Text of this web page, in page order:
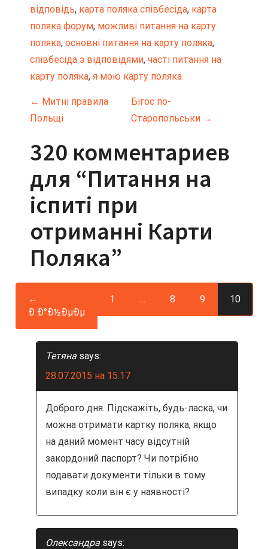
відповідь, карта поляка співбесіда, карта
поляка форум, можливі питання на карту
поляка, основні питання на карту поляка
співбесіда з відповідями, часті питання на
карту поляка, я мою карту поляка
Н
в
и
г
а
ц
и
я
п
з
я
← Митні правила
Польщі
Бігос по-
Старопольськи →
320 комментариев
для “Питання на
іспиті при
отриманні Карти
Поляка”
←
Ð Ð°Ð½ÐµÐµ
1 … 8 9 10
Тетяна says:
28.07.2015 на 15:17
Доброго дня. Підскажіть, будь-ласка, чи
можна отримати картку поляка, якщо
на даний момент часу відсутній
закордоний паспорт? Чи потрібно
подавати документи тільки в тому
випадку коли він є у наявності?
Олександра says: